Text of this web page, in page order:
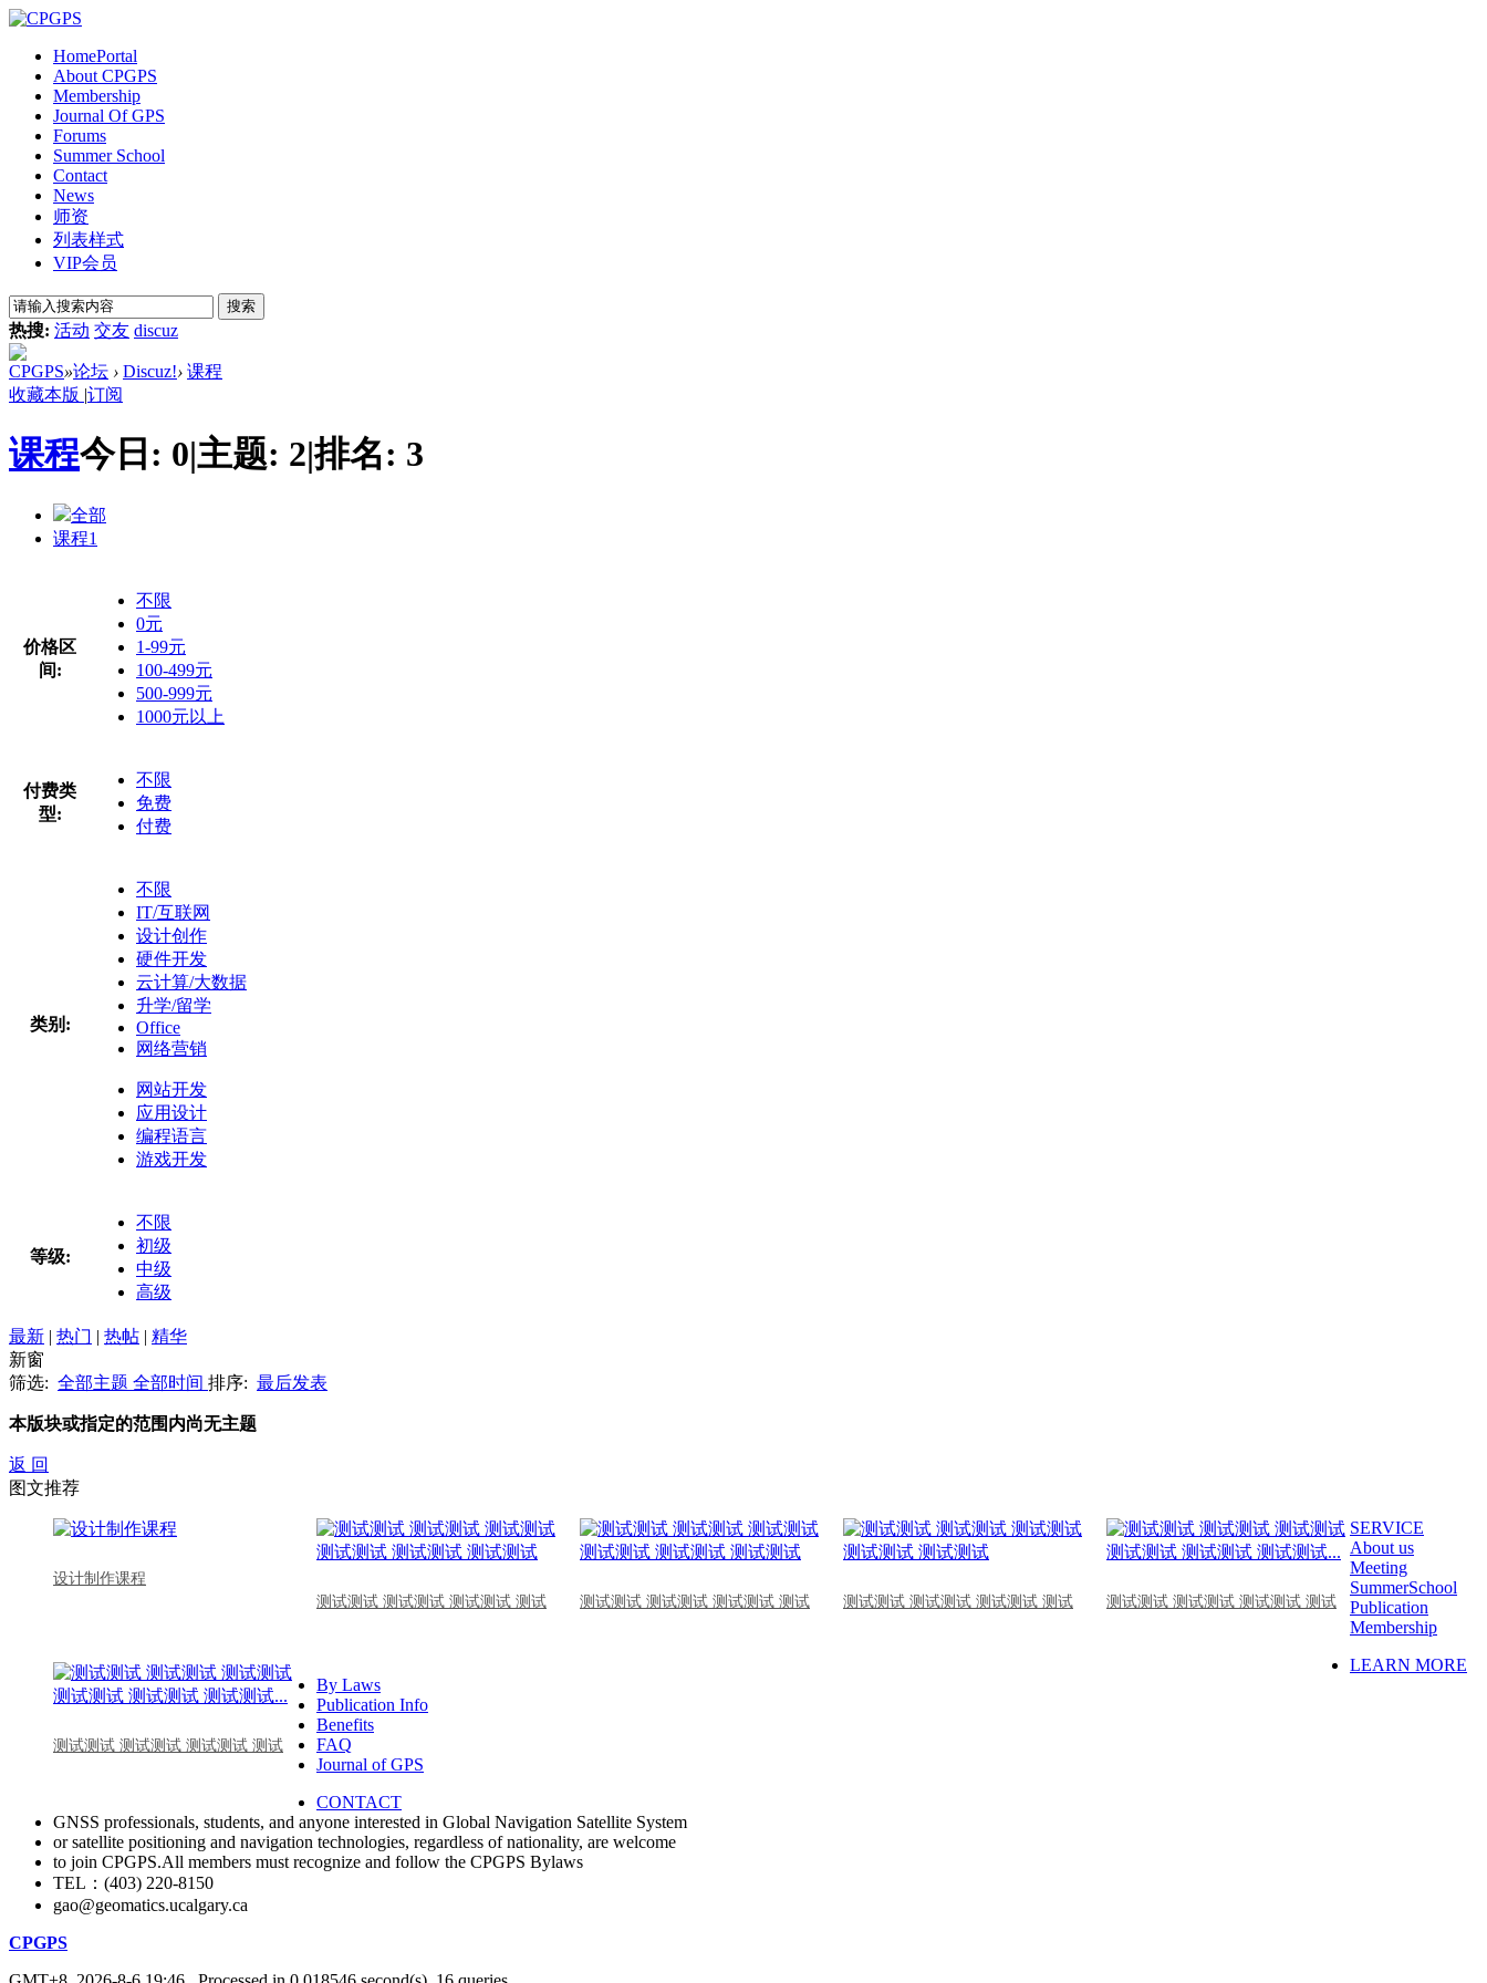
HomePortal
About CPGPS
Membership
Journal Of GPS
Forums
Summer School
Contact
News
师资
列表样式
VIP会员
搜索
热搜: 活动 交友 discuz
CPGPS»论坛 › Discuz!› 课程
收藏本版 |订阅
课程今日: 0|主题: 2|排名: 3
全部
课程1
价格区
间:
不限
0元
1-99元
100-499元
500-999元
1000元以上
付费类
型:
不限
免费
付费
类别:
不限
IT/互联网
设计创作
硬件开发
云计算/大数据
升学/留学
Office
网络营销
网站开发
应用设计
编程语言
游戏开发
等级:
不限
初级
中级
高级
最新 | 热门 | 热帖 | 精华
新窗
筛选: 全部主题 全部时间 排序: 最后发表
本版块或指定的范围内尚无主题
返 回
图文推荐
设计制作课程
测试测试 测试测试 测试测试 测试
测试测试 测试测试 测试测试 测试 测试测试 测试测试 测试测试 测试 测试测试 测试测试 测试测试 测试
测试测试 测试测试 测试测试 测试
SERVICE
About us
Meeting
SummerSchool
Publication
Membership
LEARN MORE
By Laws
Publication Info
Benefits
FAQ
Journal of GPS
CONTACT
GNSS professionals, students, and anyone interested in Global Navigation Satellite System
or satellite positioning and navigation technologies, regardless of nationality, are welcome
to join CPGPS.All members must recognize and follow the CPGPS Bylaws
TEL：(403) 220-8150
gao@geomatics.ucalgary.ca
CPGPS